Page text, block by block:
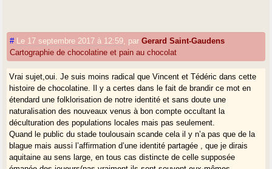
# Le 17 septembre 2017 à 12:59, parGerard Saint-Gaudens
Cartographie de chocolatine et pain au chocolat
Vrai sujet,oui. Je suis moins radical que Vincent et Tédéric dans cette
histoire de chocolatine. Il y a certes dans le fait de brandir ce mot en
étendard une folklorisation de notre identité et sans doute une
naturalisation des nouveaux venus à bon compte occultant la
déculturation des populations locales mais pas seulement.
Quand le public du stade toulousain scande cela il y n’a pas que de la
blague mais aussi l’affirmation d’une identité partagée , que je dirais
aquitaine au sens large, en tous cas distincte de celle supposée